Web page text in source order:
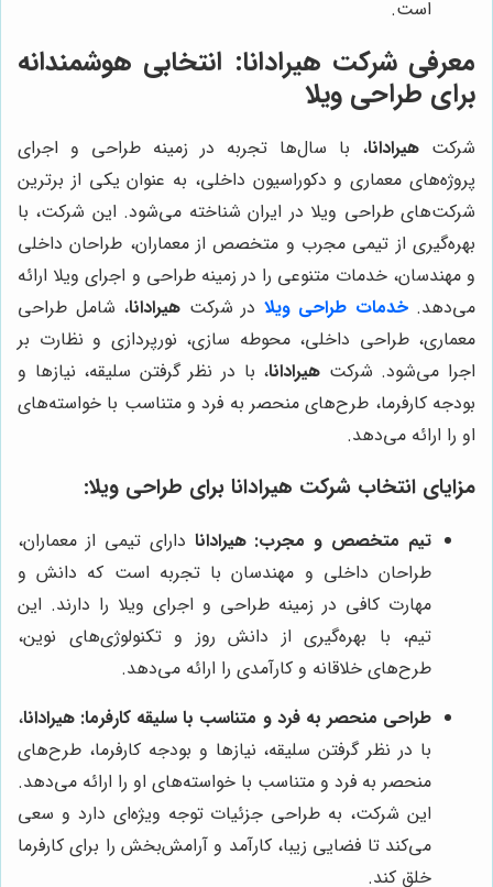
است.
معرفی شرکت هیرادانا: انتخابی هوشمندانه
برای طراحی ویلا
شرکت هیرادانا، با سال‌ها تجربه در زمینه طراحی و اجرای
پروژه‌های معماری و دکوراسیون داخلی، به عنوان یکی از برترین
شرکت‌های طراحی ویلا در ایران شناخته می‌شود. این شرکت، با
بهره‌گیری از تیمی مجرب و متخصص از معماران، طراحان داخلی
و مهندسان، خدمات متنوعی را در زمینه طراحی و اجرای ویلا ارائه
می‌دهد.خدمات طراحی ویلا در شرکت هیرادانا، شامل طراحی
معماری، طراحی داخلی، محوطه سازی، نورپردازی و نظارت بر
اجرا می‌شود. شرکت هیرادانا، با در نظر گرفتن سلیقه، نیازها و
بودجه کارفرما، طرح‌های منحصر به فرد و متناسب با خواسته‌های
او را ارائه می‌دهد.
مزایای انتخاب شرکت هیرادانا برای طراحی ویلا:
تیم متخصص و مجرب: هیرادانا دارای تیمی از معماران،
طراحان داخلی و مهندسان با تجربه است که دانش و
مهارت کافی در زمینه طراحی و اجرای ویلا را دارند. این
تیم، با بهره‌گیری از دانش روز و تکنولوژی‌های نوین،
طرح‌های خلاقانه و کارآمدی را ارائه می‌دهد.
طراحی منحصر به فرد و متناسب با سلیقه کارفرما: هیرادانا،
با در نظر گرفتن سلیقه، نیازها و بودجه کارفرما، طرح‌های
منحصر به فرد و متناسب با خواسته‌های او را ارائه می‌دهد.
این شرکت، به طراحی جزئیات توجه ویژه‌ای دارد و سعی
می‌کند تا فضایی زیبا، کارآمد و آرامش‌بخش را برای کارفرما
خلق کند.